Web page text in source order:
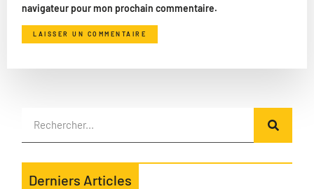
navigateur pour mon prochain commentaire.
Derniers Articles